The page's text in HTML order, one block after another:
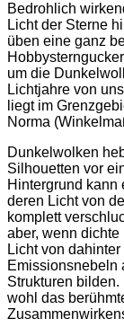
Bedrohlich
Licht der Sterne
üben eine ganz
um die
Lichtjahre von
liegt im
Norma
Dunkelwolken
Silhouetten vor
Hintergrund kann
deren Licht von
komplett
aber, wenn
Licht von
Emissionsnebeln
Strukturen
wohl das